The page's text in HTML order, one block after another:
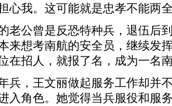
心我。这可能就是忠孝不能两
公曾是反恐特种兵，退伍后
来想考南航的安全员，继续发
在招人，就报了名，成为一名
，王文丽做起服务工作却并
入角色。她觉得当兵服役和服